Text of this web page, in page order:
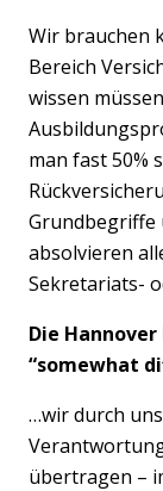
Wir brauchen
Bereich
wissen
man fast 50%
Grundbegriffe
absolvieren
Sekretariats-
Die
“somewhat
…wir durch
übertragen –